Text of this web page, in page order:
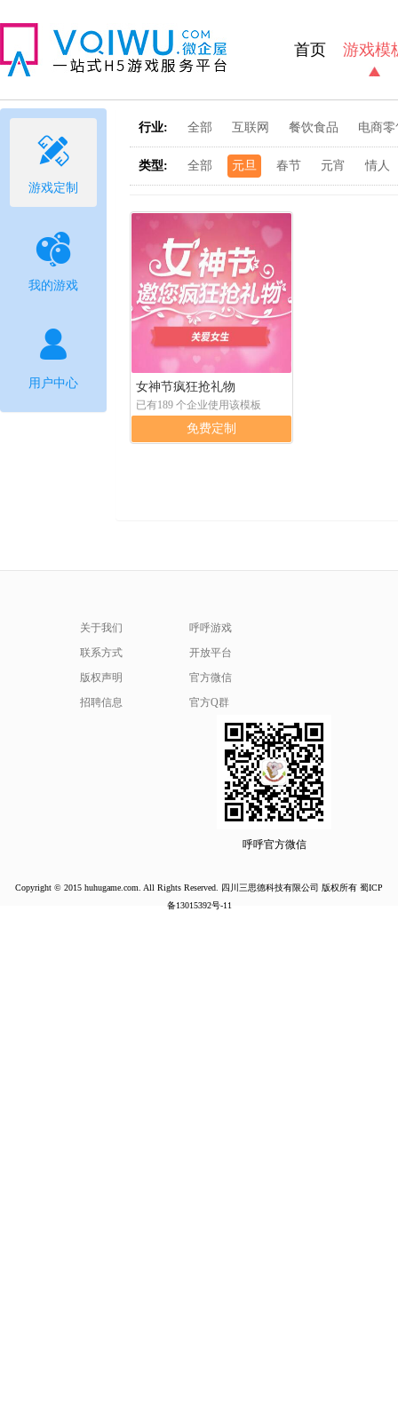
首页 游戏模

游戏定制

我的游戏

用户中心
行业: 全部 互联网 餐饮食品 电商零
类型: 全部 元旦 春节 元宵 情人
女神节疯狂抢礼物
已有189 个企业使用该模板
免费定制
关于我们
联系方式
版权声明
招聘信息
呼呼游戏
开放平台
官方微信
官方Q群
呼呼官方微信
Copyright © 2015 huhugame.com. All Rights Reserved. 四川三思德科技有限公司 版权所有 蜀ICP
备13015392号-11